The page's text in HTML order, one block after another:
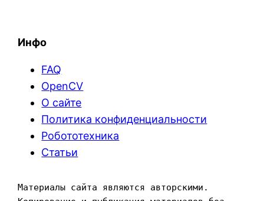
Инфо
FAQ
OpenCV
О сайте
Политика конфиденциальности
Робототехника
Статьи
Материалы сайта являются авторскими.